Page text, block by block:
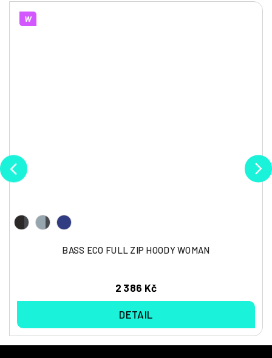
W
BASS ECO FULL ZIP HOODY WOMAN
2 386 Kč
DETAIL